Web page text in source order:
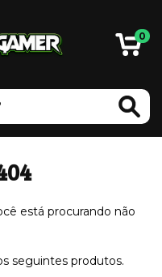
0
está procurando não
seguintes produtos.